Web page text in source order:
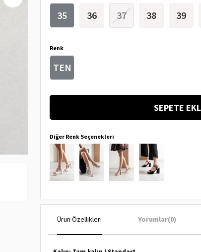
35 36 37 38 39
Renk
TEN
Diğer Renk Seçenekleri
Ürün Özellikleri Yorumlar(0)